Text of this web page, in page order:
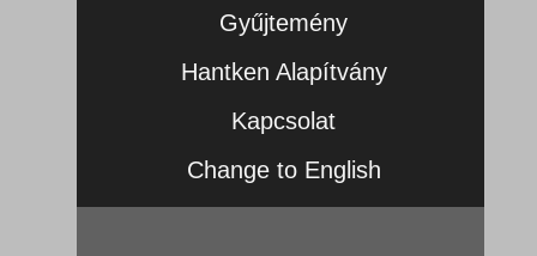
Gyűjtemény
Hantken Alapítvány
Kapcsolat
Change to English